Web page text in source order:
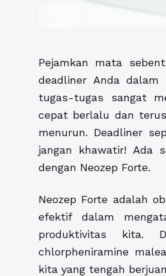
Pejamkan mata
deadliner Anda
tugas-tugas sangat
cepat berlalu dan
menurun. Deadliner
jangan khawatir! Ada
dengan Neozep Forte.
Neozep Forte adalah
efektif dalam
produktivitas kita.
chlorpheniramine
kita yang tengah